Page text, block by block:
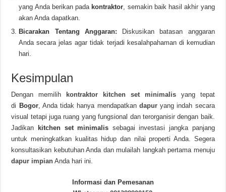
yang Anda berikan pada kontraktor, semakin baik hasil akhir yang
akan Anda dapatkan.
Bicarakan Tentang Anggaran: Diskusikan batasan anggaran
Anda secara jelas agar tidak terjadi kesalahpahaman di kemudian
hari.
Kesimpulan
Dengan memilih kontraktor kitchen set minimalisyang tepat
di Bogor, Anda tidak hanya mendapatkan dapuryang indah secara
visual tetapi juga ruang yang fungsional dan terorganisir dengan baik.
Jadikan
kitchen set minimalis sebagai investasi jangka panjang
untuk meningkatkan kualitas hidup dan nilai properti Anda. Segera
konsultasikan kebutuhan Anda dan mulailah langkah pertama menuju
dapur impian Anda hari ini.
Informasi dan Pemesanan